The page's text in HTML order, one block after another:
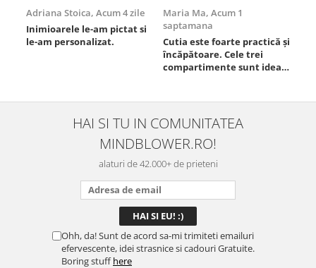
Adriana Stoica, Acum 4 zile
Inimioarele le-am pictat si
le-am personalizat.
Maria Ma, Acum 1
saptamana
Cutia este foarte practică și
încăpătoare. Cele trei
compartimente sunt ideale
este sigură, fără scurgeri. O
folosesc aproape zilnic la
serviciu și sunt foarte
mulțumită.
HAI SI TU IN COMUNITATEA
MINDBLOWER.RO!
alaturi de 42.000+ de prieteni
Ohh, da! Sunt de acord sa-mi trimiteti emailuri
efervescente, idei strasnice si cadouri Gratuite.
Boring stuffhere